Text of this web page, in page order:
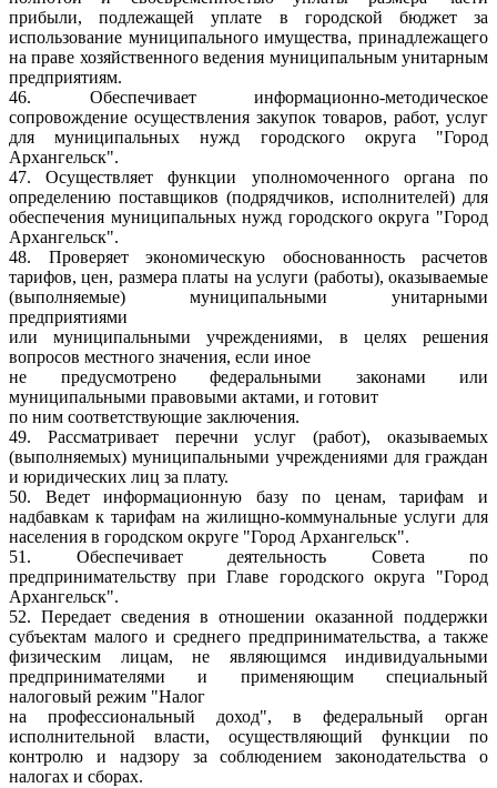
прибыли, подлежащей уплате в городской бюджет за
использование муниципального имущества, принадлежащего
на праве хозяйственного ведения муниципальным унитарным
предприятиям.
46. Обеспечивает информационно-методическое
сопровождение осуществления закупок товаров, работ, услуг
для муниципальных нужд городского округа "Город
Архангельск".
47. Осуществляет функции уполномоченного органа по
определению поставщиков (подрядчиков, исполнителей) для
обеспечения муниципальных нужд городского округа "Город
Архангельск".
48. Проверяет экономическую обоснованность расчетов
тарифов, цен, размера платы на услуги (работы), оказываемые
(выполняемые) муниципальными унитарными
предприятиями
или муниципальными учреждениями, в целях решения
вопросов местного значения, если иное
не предусмотрено федеральными законами или
муниципальными правовыми актами, и готовит
по ним соответствующие заключения.
49. Рассматривает перечни услуг (работ), оказываемых
(выполняемых) муниципальными учреждениями для граждан
и юридических лиц за плату.
50. Ведет информационную базу по ценам, тарифам и
надбавкам к тарифам на жилищно-коммунальные услуги для
населения в городском округе "Город Архангельск".
51. Обеспечивает деятельность Совета по
предпринимательству при Главе городского округа "Город
Архангельск".
52. Передает сведения в отношении оказанной поддержки
субъектам малого и среднего предпринимательства, а также
физическим лицам, не являющимся индивидуальными
предпринимателями и применяющим специальный
налоговый режим "Налог
на профессиональный доход", в федеральный орган
исполнительной власти, осуществляющий функции по
контролю и надзору за соблюдением законодательства о
налогах и сборах.